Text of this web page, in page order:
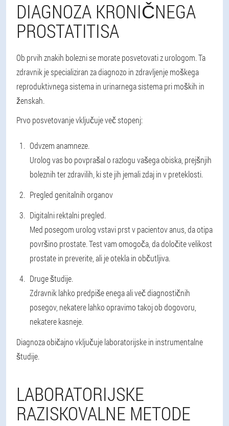
DIAGNOZA KRONIČNEGA
PROSTATITISA
Ob prvih znakih bolezni se morate posvetovati z urologom. Ta
zdravnik je specializiran za diagnozo in zdravljenje moškega
reproduktivnega sistema in urinarnega sistema pri moških in
ženskah.
Prvo posvetovanje vključuje več stopenj:
Odvzem anamneze.
Urolog vas bo povprašal o razlogu vašega obiska, prejšnjih
boleznih ter zdravilih, ki ste jih jemali zdaj in v preteklosti.
Pregled genitalnih organov
Digitalni rektalni pregled.
Med posegom urolog vstavi prst v pacientov anus, da otipa
površino prostate. Test vam omogoča, da določite velikost
prostate in preverite, ali je otekla in občutljiva.
Druge študije.
Zdravnik lahko predpiše enega ali več diagnostičnih
posegov, nekatere lahko opravimo takoj ob dogovoru,
nekatere kasneje.
Diagnoza običajno vključuje laboratorijske in instrumentalne
študije.
LABORATORIJSKE
RAZISKOVALNE METODE